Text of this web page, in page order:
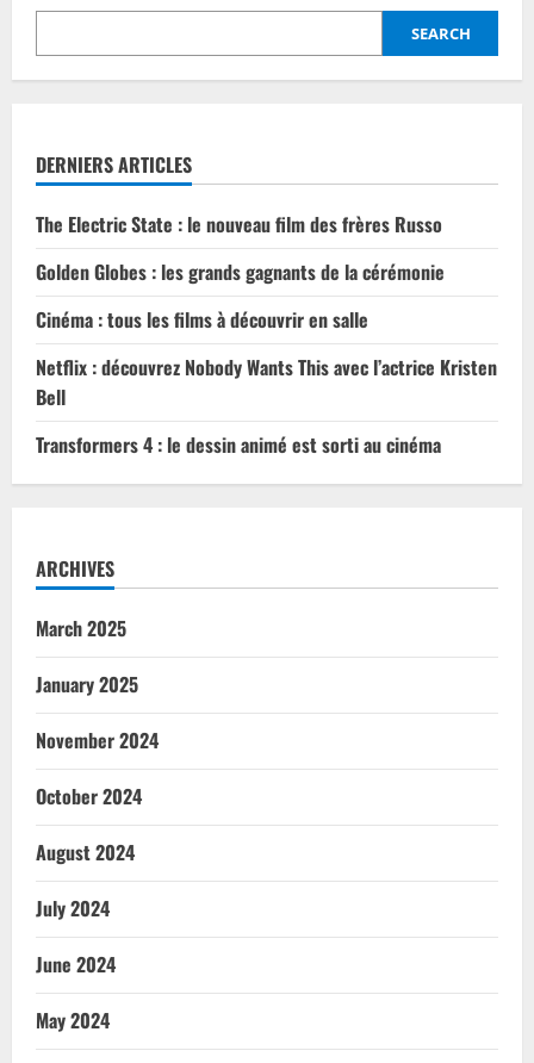
connaît
succès
SEARCH
DERNIERS ARTICLES
The Electric State : le nouveau film des frères Russo
Golden Globes : les grands gagnants de la cérémonie
Cinéma : tous les films à découvrir en salle
Netflix : découvrez Nobody Wants This avec l’actrice Kristen
Bell
Transformers 4 : le dessin animé est sorti au cinéma
ARCHIVES
March 2025
January 2025
November 2024
October 2024
August 2024
July 2024
June 2024
May 2024